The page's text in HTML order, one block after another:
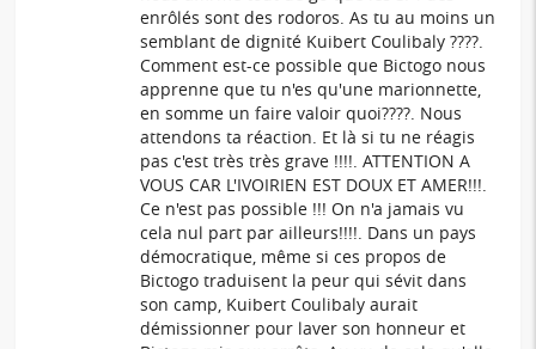
enrôlés sont des rodoros. As tu au moins un
semblant de dignité Kuibert Coulibaly ????.
Comment est-ce possible que Bictogo nous
apprenne que tu n'es qu'une marionnette,
en somme un faire valoir quoi????. Nous
attendons ta réaction. Et là si tu ne réagis
pas c'est très très grave !!!!. ATTENTION A
VOUS CAR L'IVOIRIEN EST DOUX ET AMER!!!.
Ce n'est pas possible !!! On n'a jamais vu
cela nul part par ailleurs!!!!. Dans un pays
démocratique, même si ces propos de
Bictogo traduisent la peur qui sévit dans
son camp, Kuibert Coulibaly aurait
démissionner pour laver son honneur et